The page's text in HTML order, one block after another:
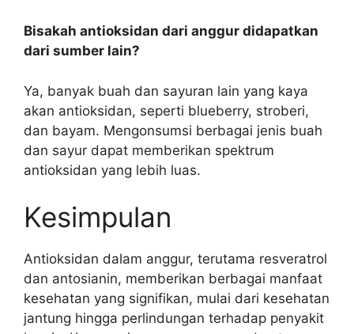
Bisakah antioksidan dari anggur didapatkan
dari sumber lain?
Ya, banyak buah dan sayuran lain yang kaya
akan antioksidan, seperti blueberry, stroberi,
dan bayam. Mengonsumsi berbagai jenis buah
dan sayur dapat memberikan spektrum
antioksidan yang lebih luas.
Kesimpulan
Antioksidan dalam anggur, terutama resveratrol
dan antosianin, memberikan berbagai manfaat
kesehatan yang signifikan, mulai dari kesehatan
jantung hingga perlindungan terhadap penyakit